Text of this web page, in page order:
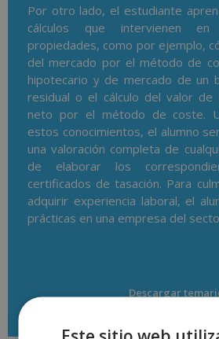
Por otro lado, el estudiante
cálculos que intervienen
propiedades, como por ejemplo,
del mercado por el método de
hipotecario y de mercado de un
residual o el cálculo del valor
neto por el método de coste.
estos conocimientos, el alumno
una valoración completa de
de elaborar los
certificados de tasación. Para
adquirir experiencia laboral, el
prácticas en una empresa del
Descargar